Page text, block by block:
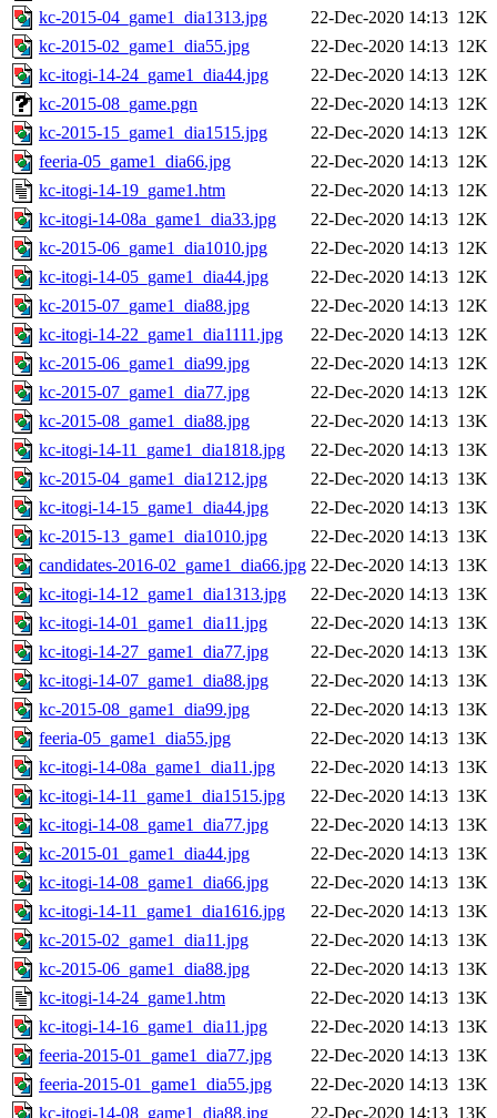
kc-2015-04_game1_dia1313.jpg
22-Dec-2020 14:13 12K
kc-2015-02_game1_dia55.jpg
22-Dec-2020 14:13 12K
kc-itogi-14-24_game1_dia44.jpg
22-Dec-2020 14:13 12K
kc-2015-08_game.pgn
22-Dec-2020 14:13 12K
kc-2015-15_game1_dia1515.jpg
22-Dec-2020 14:13 12K
feeria-05_game1_dia66.jpg
22-Dec-2020 14:13 12K
kc-itogi-14-19_game1.htm
22-Dec-2020 14:13 12K
kc-itogi-14-08a_game1_dia33.jpg
22-Dec-2020 14:13 12K
kc-2015-06_game1_dia1010.jpg
22-Dec-2020 14:13 12K
kc-itogi-14-05_game1_dia44.jpg
22-Dec-2020 14:13 12K
kc-2015-07_game1_dia88.jpg
22-Dec-2020 14:13 12K
kc-itogi-14-22_game1_dia1111.jpg
22-Dec-2020 14:13 12K
kc-2015-06_game1_dia99.jpg
22-Dec-2020 14:13 12K
kc-2015-07_game1_dia77.jpg
22-Dec-2020 14:13 12K
kc-2015-08_game1_dia88.jpg
22-Dec-2020 14:13 13K
kc-itogi-14-11_game1_dia1818.jpg
22-Dec-2020 14:13 13K
kc-2015-04_game1_dia1212.jpg
22-Dec-2020 14:13 13K
kc-itogi-14-15_game1_dia44.jpg
22-Dec-2020 14:13 13K
kc-2015-13_game1_dia1010.jpg
22-Dec-2020 14:13 13K
candidates-2016-02_game1_dia66.jpg 22-Dec-2020 14:13 13K
kc-itogi-14-12_game1_dia1313.jpg
22-Dec-2020 14:13 13K
kc-itogi-14-01_game1_dia11.jpg
22-Dec-2020 14:13 13K
kc-itogi-14-27_game1_dia77.jpg
22-Dec-2020 14:13 13K
kc-itogi-14-07_game1_dia88.jpg
22-Dec-2020 14:13 13K
kc-2015-08_game1_dia99.jpg
22-Dec-2020 14:13 13K
feeria-05_game1_dia55.jpg
22-Dec-2020 14:13 13K
kc-itogi-14-08a_game1_dia11.jpg
22-Dec-2020 14:13 13K
kc-itogi-14-11_game1_dia1515.jpg
22-Dec-2020 14:13 13K
kc-itogi-14-08_game1_dia77.jpg
22-Dec-2020 14:13 13K
kc-2015-01_game1_dia44.jpg
22-Dec-2020 14:13 13K
kc-itogi-14-08_game1_dia66.jpg
22-Dec-2020 14:13 13K
kc-itogi-14-11_game1_dia1616.jpg
22-Dec-2020 14:13 13K
kc-2015-02_game1_dia11.jpg
22-Dec-2020 14:13 13K
kc-2015-06_game1_dia88.jpg
22-Dec-2020 14:13 13K
kc-itogi-14-24_game1.htm
22-Dec-2020 14:13 13K
kc-itogi-14-16_game1_dia11.jpg
22-Dec-2020 14:13 13K
feeria-2015-01_game1_dia77.jpg
22-Dec-2020 14:13 13K
feeria-2015-01_game1_dia55.jpg
22-Dec-2020 14:13 13K
kc-itogi-14-08_game1_dia88.jpg
22-Dec-2020 14:13 13K